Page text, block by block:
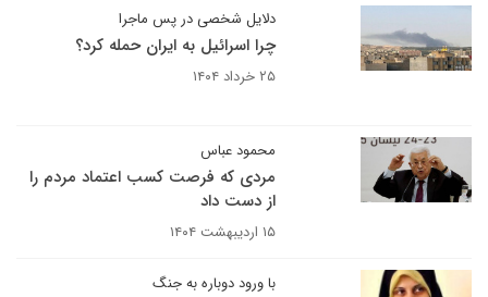
دلایل شخصی در پس ماجرا
چرا اسرائیل به ایران حمله کرد؟
۲۵ خرداد ۱۴۰۴
محمود عباس
مردی که فرصت کسب اعتماد مردم را
از دست داد
۱۵ اردیبهشت ۱۴۰۴
با ورود دوباره به جنگ